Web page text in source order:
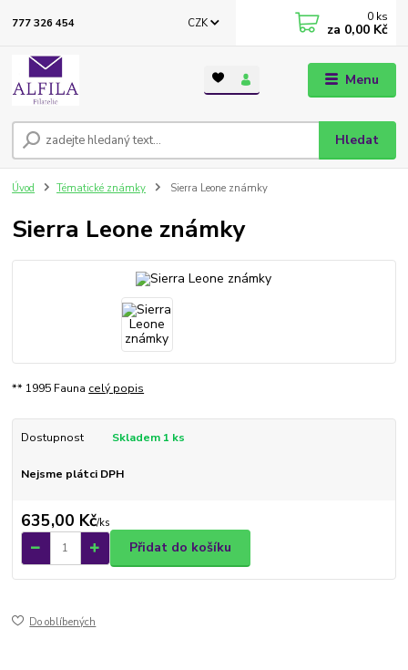
Menu
CZK
Hledat
777 326 454 0 ks
za 0,00 Kč
Úvod Tématické známky Sierra Leone známky
Sierra Leone známky
** 1995 Fauna celý popis
Dostupnost Skladem 1 ks
Nejsme plátci DPH
635,00 Kč/ks
Přidat do košíku
Do oblíbených